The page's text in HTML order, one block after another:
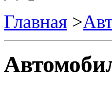
Главная >